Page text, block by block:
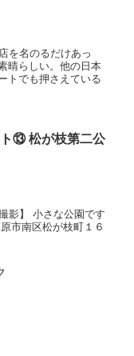
を名のるだけあっ
晴らしい。他の日本
トでも押さえている
⑬ 松が枝第二公
影】 小さな公園です
市南区松が枝町１６